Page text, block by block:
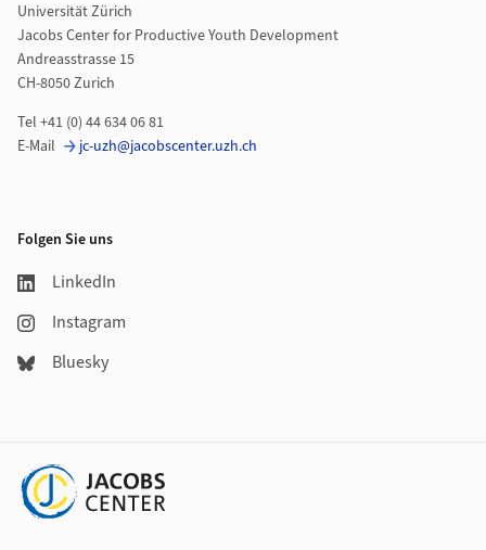
Universität Zürich
Jacobs Center for Productive Youth Development
Andreasstrasse 15
CH-8050 Zurich
Tel +41 (0) 44 634 06 81
E-Mail
jc-uzh@jacobscenter.uzh.ch
Folgen Sie uns
LinkedIn
Instagram
Bluesky
Weiterführende Links